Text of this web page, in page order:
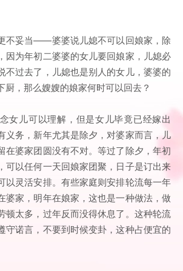
不妥当——婆婆说儿媳不可以回娘家，除
因为年初二婆婆的女儿要回娘家，儿媳必
不过去了，儿媳也是别人的女儿，婆婆的
厨，那么嫂嫂的娘家何时可以回去？
女儿可以理解，但是女儿毕竟已经嫁出
义务，新年尤其是除夕，对婆家而言，儿
在婆家团圆没有不对。等过了除夕，年初
可以任何一天回娘家团聚，日子是订出来
以灵活安排。有些家庭则安排轮流每一年
婆家，明年在娘家，这也是一种做法，做
顿太多，过年反而没得休息了。这种轮流
守诺言，不要到时候变卦，这种占便宜的